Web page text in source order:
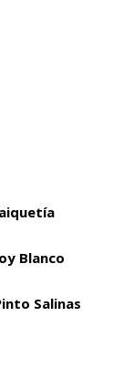
Blanco
Salinas